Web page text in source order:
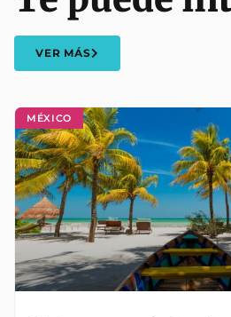
VER MÁS
MÉXICO